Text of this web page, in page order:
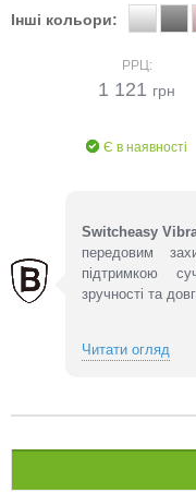
Інші кольори:
РРЦ:
1 121 грн
Є в наявності
Switcheasy
передовим
підтримкою
зручності та
Читати огляд